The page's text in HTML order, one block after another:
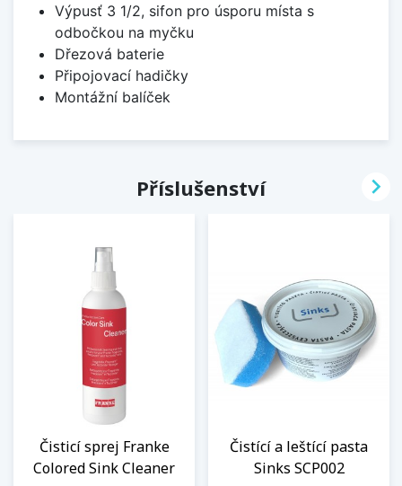
Výpusť 3 1/2, sifon pro úsporu místa s
odbočkou na myčku
Dřezová baterie
Připojovací hadičky
Montážní balíček
Příslušenství
Čisticí sprej Franke
Colored Sink Cleaner
Čistící a leštící pasta
Sinks SCP002
